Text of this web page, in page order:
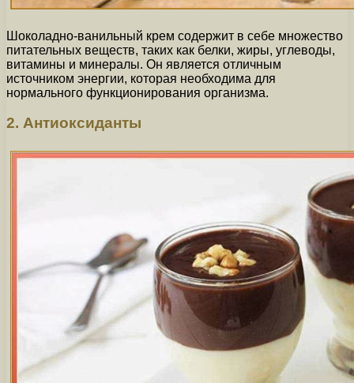
Шоколадно-ванильный крем содержит в себе множество
питательных веществ, таких как белки, жиры, углеводы,
витамины и минералы. Он является отличным
источником энергии, которая необходима для
нормального функционирования организма.
2. Антиоксиданты